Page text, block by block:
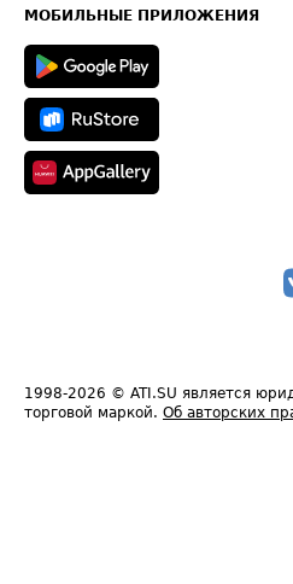
Техническая информация
МОБИЛЬНЫЕ ПРИЛОЖЕНИЯ
1998-2026 © ATI.SU является
торговой маркой. Об авторских